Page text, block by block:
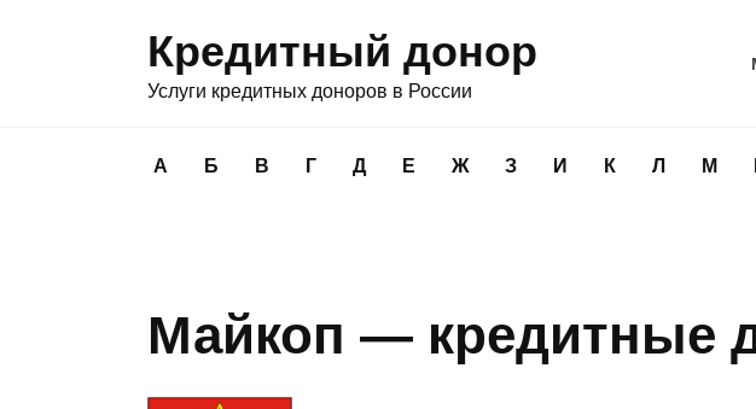
Кредитный донор
Услуги кредитных доноров в России
А Б В Г Д Е Ж З И К Л М
Майкоп — кредитные